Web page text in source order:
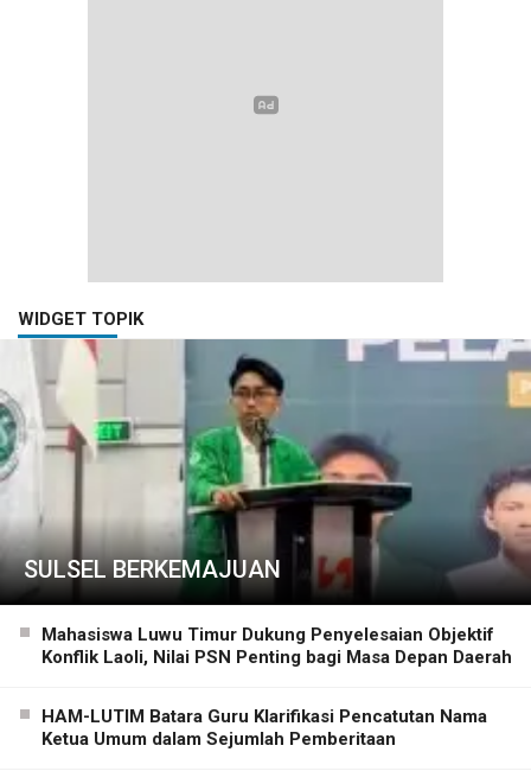
WIDGET TOPIK
SULSEL BERKEMAJUAN
Mahasiswa Luwu Timur Dukung Penyelesaian Objektif
Konflik Laoli, Nilai PSN Penting bagi Masa Depan Daerah
HAM-LUTIM Batara Guru Klarifikasi Pencatutan Nama
Ketua Umum dalam Sejumlah Pemberitaan